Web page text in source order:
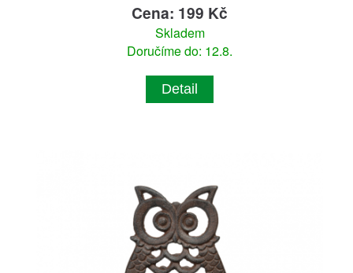
Cena: 199 Kč
Skladem
Doručíme do: 12.8.
Detail